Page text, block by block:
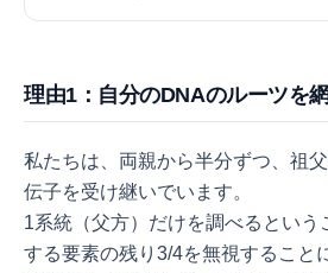
理由1：自分のDNAのルーツを
私たちは、両親から半分ずつ、祖
伝子を受け継いでいます。
1系統（父方）だけを調べるという
する要素の残り3/4を無視すること